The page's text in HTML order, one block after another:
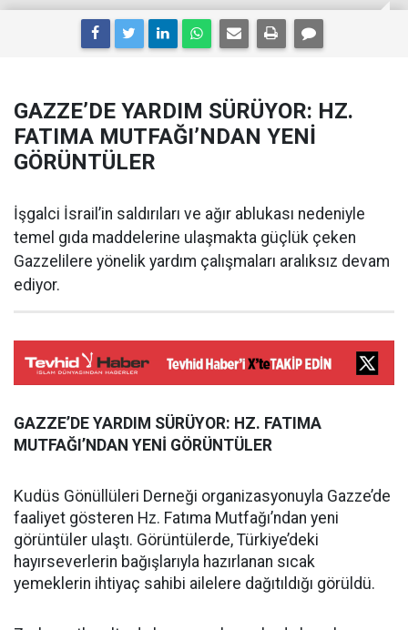
GAZZE’DE YARDIM SÜRÜYOR: HZ.
FATIMA MUTFAĞI’NDAN YENİ
GÖRÜNTÜLER
İşgalci İsrail’in saldırıları ve ağır ablukası nedeniyle
temel gıda maddelerine ulaşmakta güçlük çeken
Gazzelilere yönelik yardım çalışmaları aralıksız devam
ediyor.
GAZZE’DE YARDIM SÜRÜYOR: HZ. FATIMA
MUTFAĞI’NDAN YENİ GÖRÜNTÜLER
Kudüs Gönüllüleri Derneği organizasyonuyla Gazze’de
faaliyet gösteren Hz. Fatıma Mutfağı’ndan yeni
görüntüler ulaştı. Görüntülerde, Türkiye’deki
hayırseverlerin bağışlarıyla hazırlanan sıcak
yemeklerin ihtiyaç sahibi ailelere dağıtıldığı görüldü.